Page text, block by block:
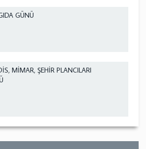
GÜNÜ
MİMAR, ŞEHİR PLANCILARI